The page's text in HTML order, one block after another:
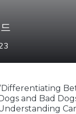
and Bad